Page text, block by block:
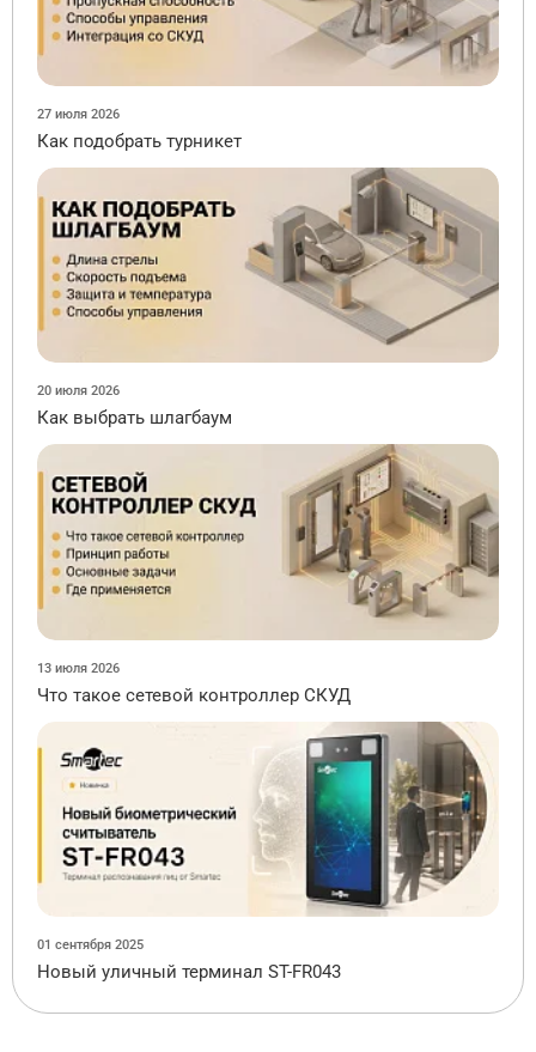
27 июля 2026
Как подобрать турникет
20 июля 2026
Как выбрать шлагбаум
13 июля 2026
Что такое сетевой контроллер СКУД
01 сентября 2025
Новый уличный терминал ST-FR043